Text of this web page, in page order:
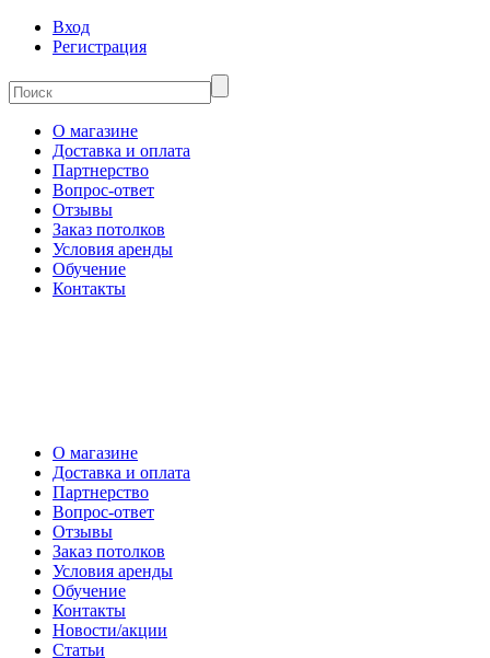
Вход
Регистрация
О магазине
Доставка и оплата
Партнерство
Вопрос-ответ
Отзывы
Заказ потолков
Условия аренды
Обучение
Контакты
О магазине
Доставка и оплата
Партнерство
Вопрос-ответ
Отзывы
Заказ потолков
Условия аренды
Обучение
Контакты
Новости/акции
Статьи